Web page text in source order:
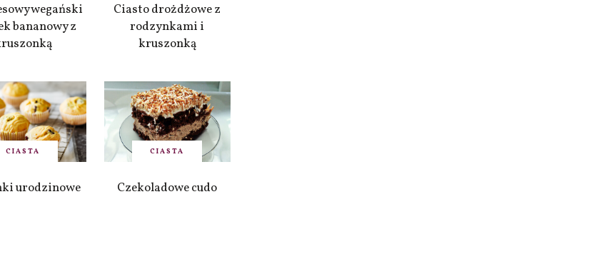
wegański
bananowy z
Ciasto drożdżowe z
rodzynkami i
kruszonką
CIASTA
urodzinowe
CIASTA
Czekoladowe cudo